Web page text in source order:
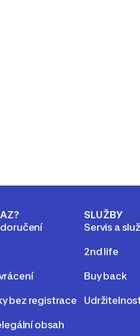
bez registrace
obsah
SLUŽBY
Servis a
2nd life
Buy back